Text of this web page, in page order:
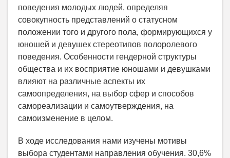
поведения молодых людей, определяя
совокупность представлений о статусном
положении того и другого пола, формирующихся у
юношей и девушек стереотипов полоролевого
поведения. Особенности гендерной структуры
общества и их восприятие юношами и девушками
влияют на различные аспекты их
самоопределения, на выбор сфер и способов
самореализации и самоутверждения, на
самоизменение в целом.
В ходе исследования нами изучены мотивы
выбора студентами направления обучения. 30,6%